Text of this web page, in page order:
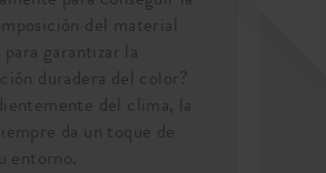
del material
garantizar la
duradera del color?
del clima, la
da un toque de
entorno.